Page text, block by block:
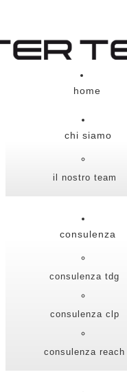
home
chi siamo
il nostro team
consulenza
consulenza tdg
consulenza clp
consulenza reach